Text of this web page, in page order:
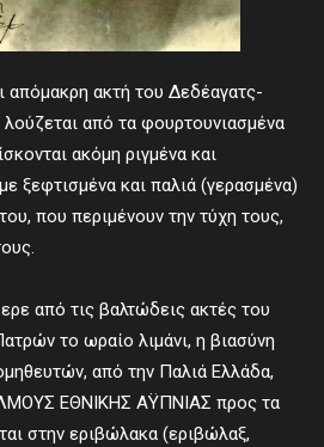
απόμακρη ακτή του Δεδέαγατς-
από τα φουρτουνιασμένα
ακόμη ριγμένα και
ξεφτισμένα και παλιά (γερασμένα)
που περιμένουν την τύχη τους,
από τις βαλτώδεις ακτές του
το ωραίο λιμάνι, η βιασύνη
από την Παλιά Ελλάδα,
ΕΘΝΙΚΗΣ ΑΫΠΝΙΑΣ προς τα
στην εριβώλακα (εριβώλαξ,